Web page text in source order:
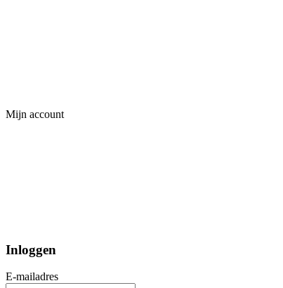
Mijn account
Inloggen
E-mailadres